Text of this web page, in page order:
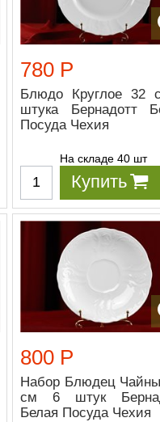
780 Р
Блюдо Круглое 32
штука Бернадотт
Посуда Чехия
На складе 40 шт
Купить
800 Р
Набор Блюдец
см 6 штук
Белая Посуда Чехия